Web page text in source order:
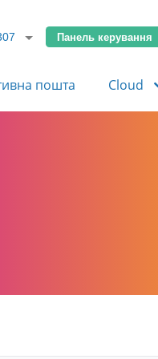
Панель керування
пошта Cloud